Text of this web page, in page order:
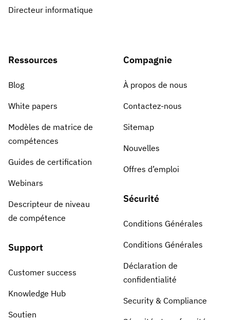
Directeur informatique
Ressources
Blog
White papers
Modèles de matrice de
compétences
Guides de certification
Webinars
Descripteur de niveau
de compétence
Support
Customer success
Knowledge Hub
Soutien
Compagnie
À propos de nous
Contactez-nous
Sitemap
Nouvelles
Offres d’emploi
Sécurité
Conditions Générales
Conditions Générales
Déclaration de
confidentialité
Security & Compliance